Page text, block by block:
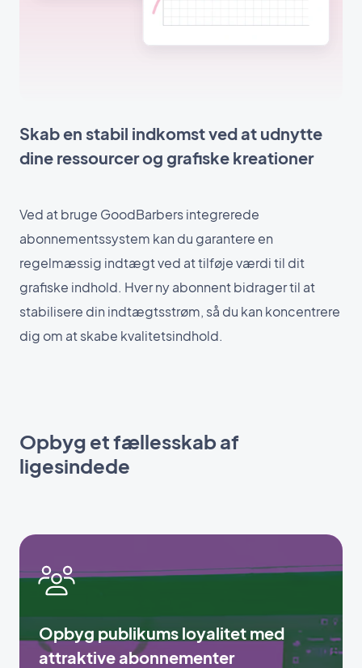
Skab en stabil indkomst ved at udnytte
dine ressourcer og grafiske kreationer
Ved at bruge GoodBarbers integrerede
abonnementssystem kan du garantere en
regelmæssig indtægt ved at tilføje værdi til dit
grafiske indhold. Hver ny abonnent bidrager til at
stabilisere din indtægtsstrøm, så du kan koncentrere
dig om at skabe kvalitetsindhold.
Opbyg et fællesskab af
ligesindede
Opbyg publikums loyalitet med
attraktive abonnementer